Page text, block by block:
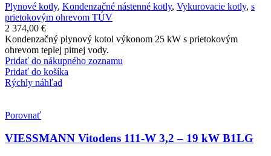
Plynové kotly, Kondenzačné nástenné kotly, Vykurovacie kotly, s
prietokovým ohrevom TÚV
2 374,00 €
Kondenzačný plynový kotol výkonom 25 kW s prietokovým
ohrevom teplej pitnej vody.
Pridať do nákupného zoznamu
Pridať do košíka
Rýchly náhľad
Porovnať
VIESSMANN Vitodens 111-W 3,2 – 19 kW B1LG